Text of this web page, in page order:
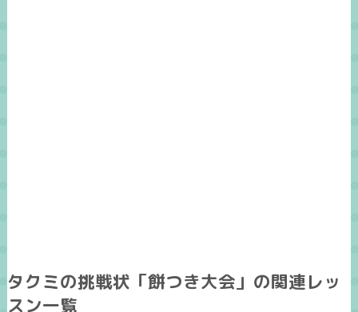
タクミの挑戦状「餅つき大会」の関連レッ
スン一覧